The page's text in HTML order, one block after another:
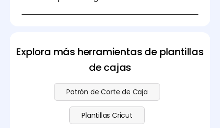
empaque y marca de manera eficiente. Visite
nuestrapágina de preciospara obtener más
Explora más herramientas de plantillas
de cajas
Patrón de Corte de Caja
Plantillas Cricut